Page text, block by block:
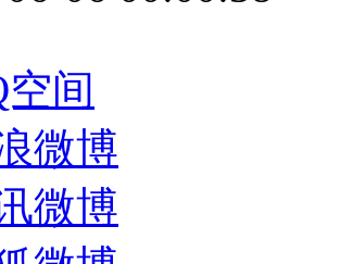
空间
微博
微博